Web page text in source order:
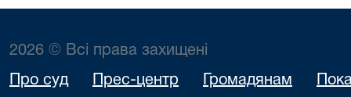
2026 © Всі права захищені
Про суд Прес-центр Громадянам